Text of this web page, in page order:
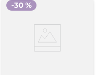
-30 %